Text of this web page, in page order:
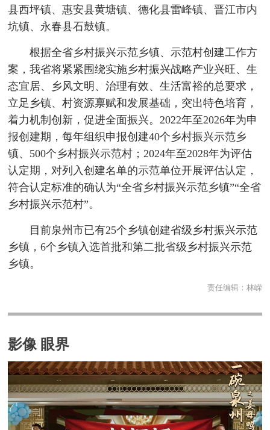
县西坪镇、惠安县黄塘镇、德化县雷峰镇、晋江市内
坑镇、永春县石鼓镇。
根据全省乡村振兴示范乡镇、示范村创建工作方
案，我省将紧紧围绕实施乡村振兴战略产业兴旺、生
态宜居、乡风文明、治理有效、生活富裕的总要求，
立足乡镇、村资源禀赋和发展基础，突出特色培育，
着力机制创新，促进全面振兴。2022年至2026年为申
报创建期，每年组织申报创建40个乡村振兴示范乡
镇、500个乡村振兴示范村；2024年至2028年为评估
认定期，对列入创建名单的示范单位开展评估认定，
符合认定标准的确认为“全省乡村振兴示范乡镇”“全省
乡村振兴示范村”。
目前泉州市已有25个乡镇创建省级乡村振兴示范
乡镇，6个乡镇入选首批和第二批省级乡村振兴示范
乡镇。
责任编辑： 林嵘
影像 眼界